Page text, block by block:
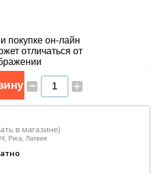
покупке он-лайн
отличаться от
– +
в магазине)
Рига, Латвия